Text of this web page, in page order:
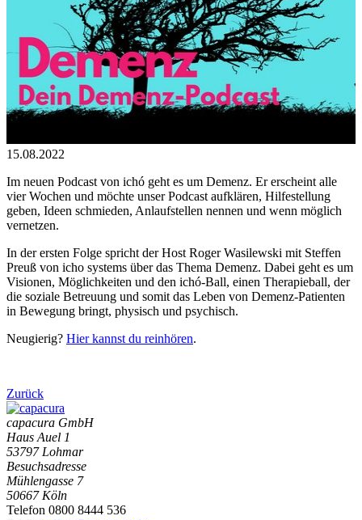
15.08.2022
Im neuen Podcast von ichó geht es um Demenz. Er erscheint alle
vier Wochen und möchte unser Podcast aufklären, Hilfestellung
geben, Ideen schmieden, Anlaufstellen nennen und wenn möglich
vernetzen.
In der ersten Folge spricht der Host Roger Wasilewski mit Steffen
Preuß von icho systems über das Thema Demenz. Dabei geht es um
Visionen, Möglichkeiten und den ichó-Ball, einen Therapieball, der
die soziale Betreuung und somit das Leben von Demenz-Patienten
in Bewegung bringt, physisch und psychisch.
Neugierig? Hier kannst du reinhören.
Zurück
capacura GmbH
Haus Auel 1
53797 Lohmar
Besuchsadresse
Mühlengasse 7
50667 Köln
Telefon 0800 8444 536